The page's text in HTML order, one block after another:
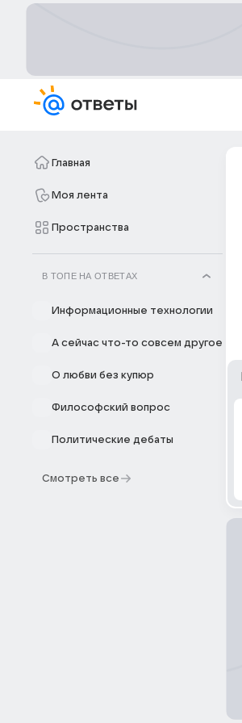
Главная
Моя лента
Пространства
В ТОПЕ НА ОТВЕТАХ
Информационные технологии
А сейчас что-то совсем другое
О любви без купюр
Философский вопрос
Политические дебаты
Смотреть все